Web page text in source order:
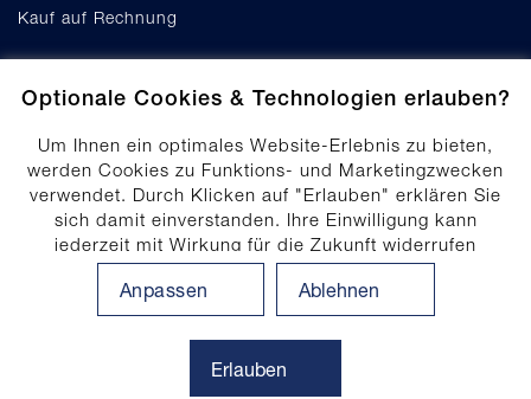
Optionale Cookies & Technologien erlauben?
Um Ihnen ein optimales Website-Erlebnis zu bieten,
werden Cookies zu Funktions- und Marketingzwecken
verwendet. Durch Klicken auf "Erlauben" erklären Sie
sich damit einverstanden. Ihre Einwilligung kann
jederzeit mit Wirkung für die Zukunft widerrufen
werden. Ihre Einwilligungs-Einstellungen können durch
Klicken auf "Anpassen" angepasst werden. Weitere
Informationen finden Sie in unserem
Datenschutzhinweis
Anpassen Ablehnen
Erlauben
Kauf auf Rechnung
Cookie-Einstellungen
Datenschutz
Produktsicherheit
Erklärung zur Barrierefreiheit